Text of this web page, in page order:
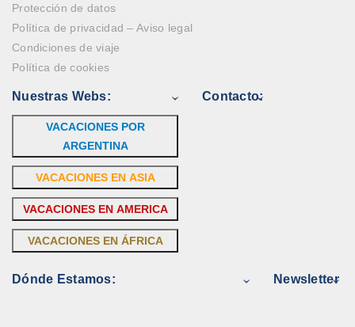
Protección de datos
Política de privacidad – Aviso legal
Condiciones de viaje
Política de cookies
Nuestras Webs:
VACACIONES POR
ARGENTINA
VACACIONES EN ASIA
VACACIONES EN AMERICA
VACACIONES EN ÁFRICA
Contacto:
Dónde Estamos: Newsletter